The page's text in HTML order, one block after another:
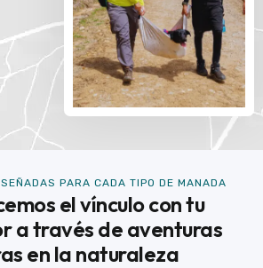
PARA CADA TIPO DE MANADA
el vínculo con tu
a través de aventuras
en la naturaleza